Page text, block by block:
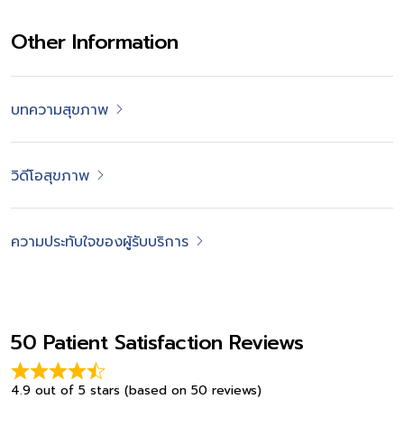
Other Information
บทความสุขภาพ
วิดีโอสุขภาพ
ความประทับใจของผู้รับบริการ
50 Patient Satisfaction Reviews
4.9 out of 5 stars (based on 50 reviews)